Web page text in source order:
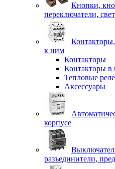
Кнопки,
переключатели,
к ним
Контакторы
Контакторы в
Тепловые реле
Аксессуары
корпусе
разъединители,